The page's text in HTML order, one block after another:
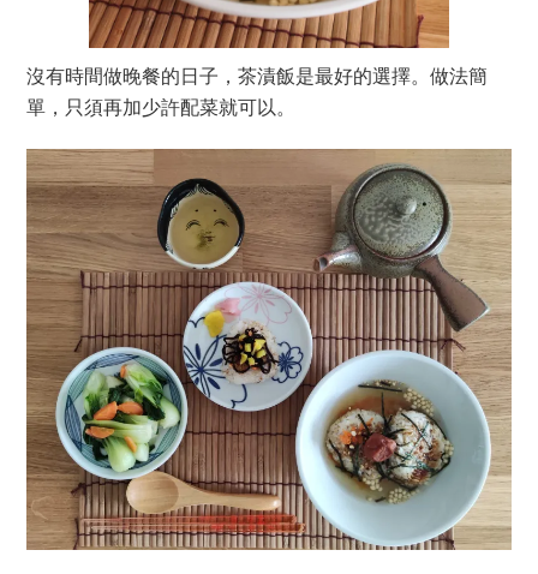
沒有時間做晚餐的日子，茶漬飯是最好的選擇。做法簡
單，只須再加少許配菜就可以。